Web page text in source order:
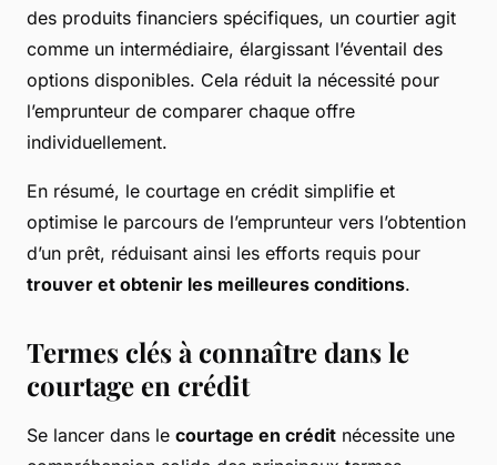
des produits financiers spécifiques, un courtier agit
comme un intermédiaire, élargissant l’éventail des
options disponibles. Cela réduit la nécessité pour
l’emprunteur de comparer chaque offre
individuellement.
En résumé, le courtage en crédit simplifie et
optimise le parcours de l’emprunteur vers l’obtention
d’un prêt, réduisant ainsi les efforts requis pour
trouver et obtenir les meilleures conditions.
Termes clés à connaître dans le
courtage en crédit
Se lancer dans le courtage en crédit nécessite une